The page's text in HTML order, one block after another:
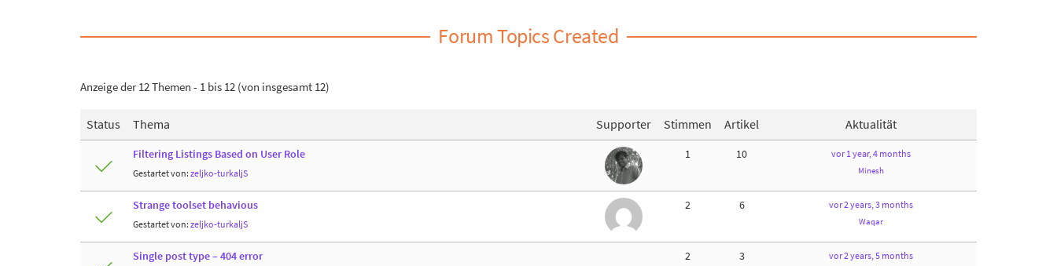
Forum Topics Created
Anzeige der 12 Themen - 1 bis 12 (von insgesamt 12)
Status Thema Supporter Stimmen Artikel Aktualität
Filtering Listings Based on User Role
Gestartet von: zeljko-turkaljS
1 10 vor 1 year, 4 months
Minesh
Strange toolset behavious
Gestartet von: zeljko-turkaljS
2 6 vor 2 years, 3 months
Waqar
Single post type – 404 error 2 3 vor 2 years, 5 months